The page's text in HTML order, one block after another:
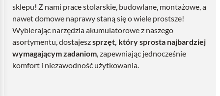
sklepu! Z nami prace stolarskie, budowlane, montażowe, a
nawet domowe naprawy staną się o wiele prostsze!
Wybierając narzędzia akumulatorowe z naszego
asortymentu, dostajeszsprzęt, który sprosta najbardziej
wymagającym zadaniom, zapewniając jednocześnie
komfort i niezawodność użytkowania.